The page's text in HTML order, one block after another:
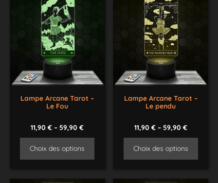
Lampe Arcane Tarot –
Le Fou
11,90€ –59,90€
Choix des options
Lampe Arcane Tarot –
Le pendu
11,90 €– 59,90 €
Choix des options